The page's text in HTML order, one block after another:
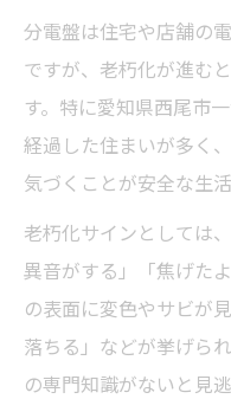
分電盤は住宅や店舗の
ですが、老朽化が進む
す。特に愛知県西尾市
経過した住まいが多く
気づくことが安全な生
老朽化サインとしては
異音がする」「焦げた
の表面に変色やサビが
落ちる」などが挙げら
の専門知識がないと見